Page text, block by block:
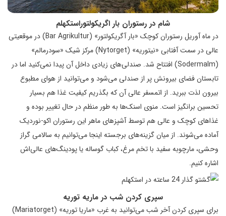
شام در رستوران بار اگریکولتوراستکهلم
در ماه‌ آوریل رستوران کوچک «بار آگریکولتور» (Bar Agrikultur) در موقعیتی
عالی در سمت آفتابی «نیتوریه» (Nytorget) مرکز شیک «سودرمالم»
(Sodermalm) افتتاح شد. صندلی‌های زیادی داخل آن پیدا نمی‌کنید اما در
تابستان فضای بیرونش پر از صندلی می‌شود و می‌توانید از هوای مطبوع
بیرون لذت ببرید. از اتمسفر عالی آن که بگذریم کیفیت غذا هم بسیار
تحسین برانگیز است. منوی اسنک‌ها به طور منظم در حال تغییر بوده و
غذاهای کوچک و عالی هم توسط آشپز‌های ماهر این رستوران اکو-نوردیک
آماده می‌شوند. از میان گزینه‌های برجسته اینجا می‌توانیم به سالامی گراز
وحشی، مارچوبه سفید با تخم مرغ، کباب گوساله یا پودینگ‌های عالی‌اش
اشاره کنیم.
سپری کردن شب در ماریه توریه
برای سپری کردن آخر شب می‌توانید به غرب «ماریا توریه» (Mariatorget)